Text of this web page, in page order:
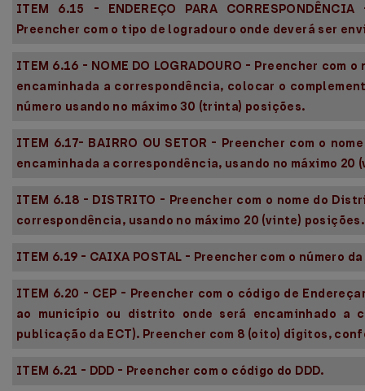
ITEM 6.15 - ENDEREÇO PARA
Preencher com o tipo de logradouro onde deverá ser
ITEM 6.16 - NOME DO LOGRADOURO - Preencher com
encaminhada a correspondência, colocar o
número usando no máximo 30 (trinta) posições.
ITEM 6.17- BAIRRO OU SETOR - Preencher com o
encaminhada a correspondência, usando no máximo 20
ITEM 6.18 - DISTRITO - Preencher com o nome do
correspondência, usando no máximo 20 (vinte) posições.
ITEM 6.19 - CAIXA POSTAL - Preencher com o número
ITEM 6.20 - CEP - Preencher com o código de
ao município ou distrito onde será encaminhado a
publicação da ECT). Preencher com 8 (oito) dígitos,
ITEM 6.21 - DDD - Preencher com o código do DDD.